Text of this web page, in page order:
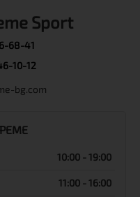
Sport
68-41
10-12
bg.com
10:00 - 19:00
11:00 - 16:00